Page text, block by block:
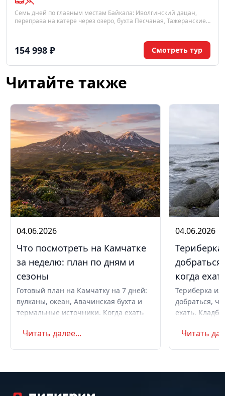
Семь дней по главным местам Байкала: Иволгинский дацан,
переправа на катере через озеро, бухта Песчаная, Тажеранские
154 998 ₽ Смотреть тур
Читайте также
04.06.2026
Что посмотреть на Камчатке
за неделю: план по дням и
сезоны
Готовый план на Камчатку на 7 дней:
вулканы, океан, Авачинская бухта и
термальные источники. Когда ехать
самостоятельно или с туром.
Читать далее...
04.06.2026
когда
Териберка
добраться,
ехать.
Маршрут на
Читать